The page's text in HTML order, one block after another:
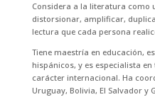
Considera a la literatura como
distorsionar, amplificar,
lectura que cada persona
Tiene maestría en educación,
hispánicos, y es especialista
carácter internacional. Ha
Uruguay, Bolivia, El Salvador y